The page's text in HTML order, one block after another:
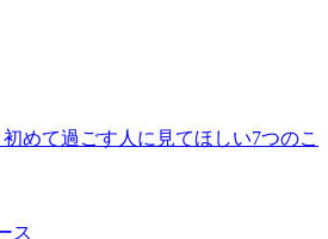
初めて過ごす人に見てほしい7つのこ
ス